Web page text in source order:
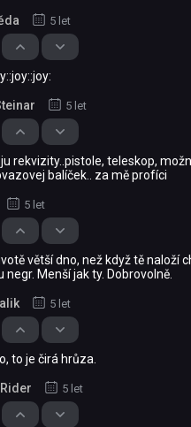
5 let
5 let
rekvizity..pistole, teleskop,
balíček.. za mě profíci
5 let
větší dno, než když tě naloží
negr. Menší jak ty. Dobrovolně.
5 let
to je čirá hrůza.
5 let